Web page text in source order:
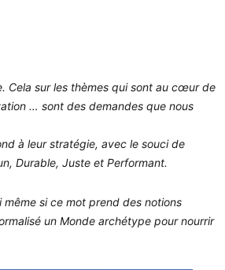
Cela sur les thèmes qui sont au cœur de
… sont des demandes que nous
à leur stratégie, avec le souci de
Durable, Juste et Performant.
même si ce mot prend des notions
un Monde archétype pour nourrir